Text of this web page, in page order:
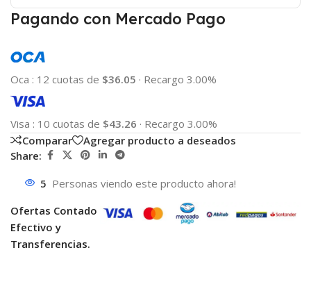
Pagando con Mercado Pago
Oca : 12 cuotas de $36.05 · Recargo 3.00%
Visa : 10 cuotas de $43.26 · Recargo 3.00%
Comparar
Agregar producto a deseados
Share:
5 Personas viendo este producto ahora!
Ofertas Contado
Efectivo y
Transferencias.